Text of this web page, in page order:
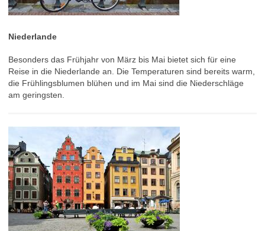
Niederlande
Besonders das Frühjahr von März bis Mai bietet sich für eine
Reise in die Niederlande an. Die Temperaturen sind bereits warm,
die Frühlingsblumen blühen und im Mai sind die Niederschläge
am geringsten.